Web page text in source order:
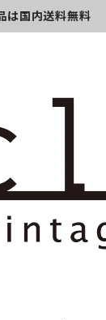
国内送料無料